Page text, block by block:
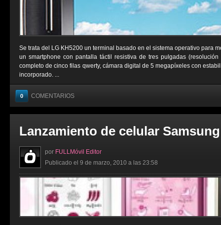
Se trata del LG KH5200 un terminal basado en el sistema operativo para
un smartphone con pantalla táctil resistiva de tres pulgadas
completo de cinco filas qwerty, cámara digital de 5 megapíxeles con
incorporado. ...
0 COMENTARIOS
Lanzamiento de celular
por FULLMóvil Editor
Publicado el 9 de marzo, 2010 a las 23:58